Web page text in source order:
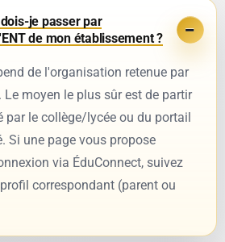
je passer par
de mon établissement ?
de l'organisation retenue par
moyen le plus sûr est de partir
par le collège/lycée ou du portail
Si une page vous propose
via ÉduConnect, suivez
correspondant (parent ou